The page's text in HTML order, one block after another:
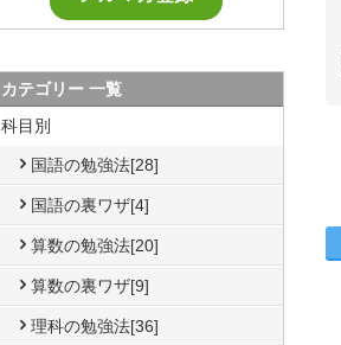
カテゴリー 一覧
科目別
国語の勉強法[28]
国語の裏ワザ[4]
算数の勉強法[20]
算数の裏ワザ[9]
理科の勉強法[36]